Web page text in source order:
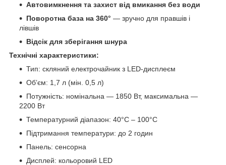
Автовимкнення та захист від вмикання без води
Поворотна база на 360° — зручно для правшів і
лівшів
Відсік для зберігання шнура
Технічні характеристики:
Тип: скляний електрочайник з LED-дисплеєм
Обʼєм: 1,7 л (мін. 0,5 л)
Потужність: номінальна — 1850 Вт, максимальна —
2200 Вт
Температурний діапазон: 40°C – 100°C
Підтримання температури: до 2 годин
Панель: сенсорна
Дисплей: кольоровий LED